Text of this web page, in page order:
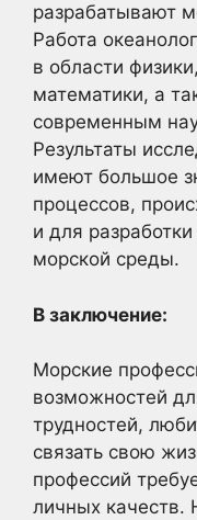
разрабатывают
Работа
в области
математики, а
современным
Результаты
имеют большое
процессов,
и для
морской среды.
В заключение:
Морские
возможностей
трудностей,
связать свою
профессий
личных качеств.